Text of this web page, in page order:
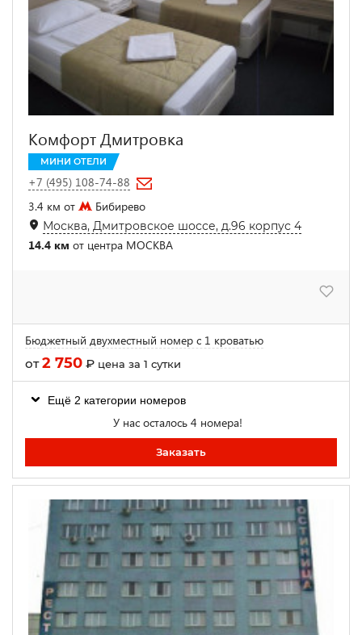
Комфорт Дмитровка
МИНИ ОТЕЛИ
+7 (495) 108-74-88
3.4 км от
Бибирево
Москва, Дмитровское шоссе, д.96 корпус 4
14.4 км от центра МОСКВА
Бюджетный двухместный номер с 1 кроватью
от2 750 ₽ цена за 1 сутки
Ещё 2 категории номеров
У нас осталось 4 номера!
Заказать